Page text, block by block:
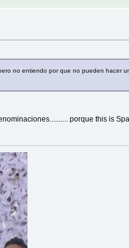
no entiendo por que no pueden hacer
porque this is